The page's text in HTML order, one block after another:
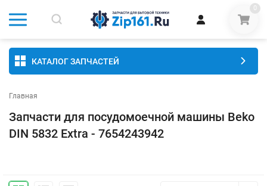
0
КАТАЛОГ ЗАПЧАСТЕЙ
Главная
Запчасти для посудомоечной машины Beko
DIN 5832 Extra - 7654243942